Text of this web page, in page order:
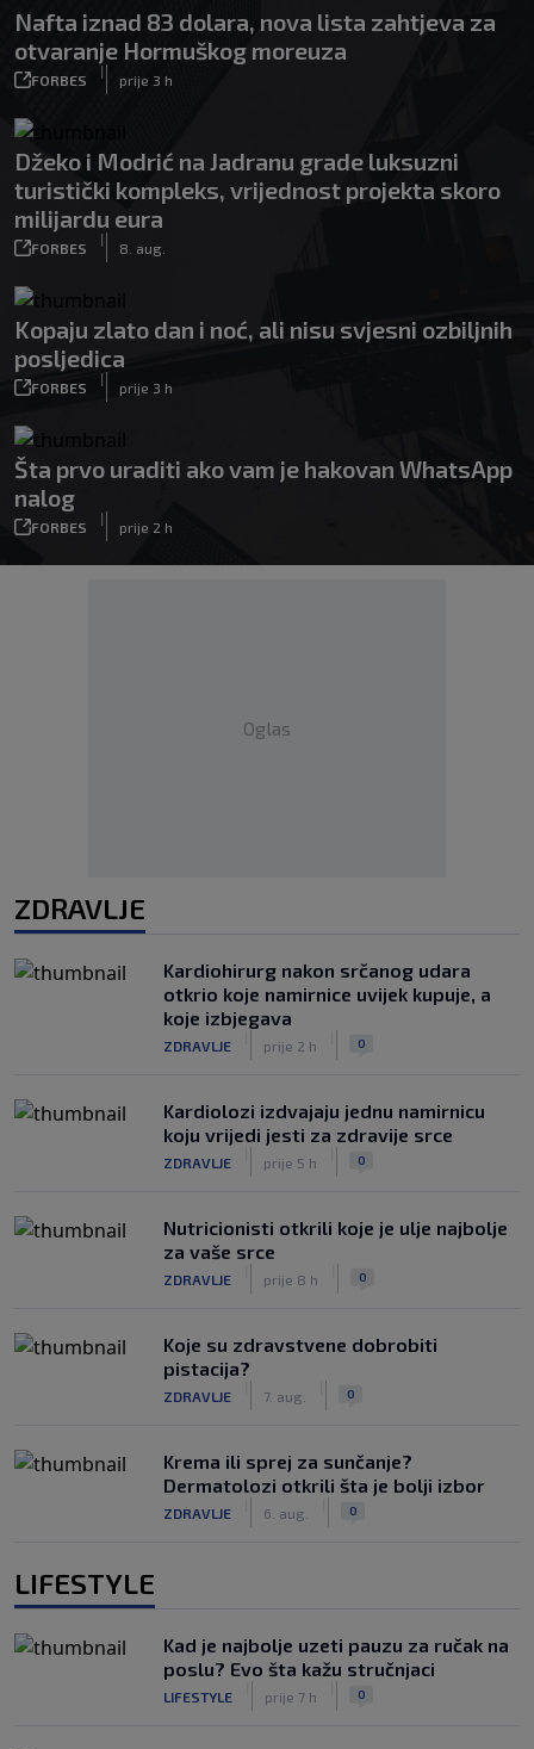
Nafta iznad 83 dolara, nova lista zahtjeva za
otvaranje Hormuškog moreuza
FORBES
|
prije 3 h
Džeko i Modrić na Jadranu grade luksuzni
turistički kompleks, vrijednost projekta skoro
milijardu eura
FORBES
|
8. aug.
Kopaju zlato dan i noć, ali nisu svjesni ozbiljnih
posljedica
FORBES
|
prije 3 h
Šta prvo uraditi ako vam je hakovan WhatsApp
nalog
FORBES
|
prije 2 h
Oglas
ZDRAVLJE
Kardiohirurg nakon srčanog udara
otkrio koje namirnice uvijek kupuje, a
koje izbjegava
ZDRAVLJE prije 2 h 0
Kardiolozi izdvajaju jednu namirnicu
koju vrijedi jesti za zdravije srce
ZDRAVLJE prije 5 h 0
Nutricionisti otkrili koje je ulje najbolje
za vaše srce
ZDRAVLJE prije 8 h 0
Koje su zdravstvene dobrobiti
pistacija?
ZDRAVLJE 7. aug. 0
Krema ili sprej za sunčanje?
Dermatolozi otkrili šta je bolji izbor
ZDRAVLJE 6. aug. 0
LIFESTYLE
Kad je najbolje uzeti pauzu za ručak na
poslu? Evo šta kažu stručnjaci
LIFESTYLE prije 7 h 0